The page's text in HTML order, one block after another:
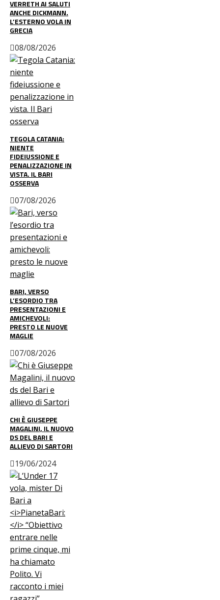
VERRETH AI SALUTI
ANCHE DICKMANN.
L’ESTERNO VOLA IN
GRECIA
08/08/2026
TEGOLA CATANIA:
NIENTE
FIDEIUSSIONE E
PENALIZZAZIONE IN
VISTA. IL BARI
OSSERVA
07/08/2026
BARI, VERSO
L’ESORDIO TRA
PRESENTAZIONI E
AMICHEVOLI:
PRESTO LE NUOVE
MAGLIE
07/08/2026
CHI È GIUSEPPE
MAGALINI, IL NUOVO
DS DEL BARI E
ALLIEVO DI SARTORI
19/06/2024